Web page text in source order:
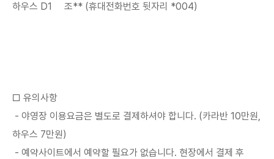
하우스 D1 조** (휴대전화번호 뒷자리 *004)
□ 유의사항
- 야영장 이용요금은 별도로 결제하셔야 합니다. (카라반 10만원,
하우스 7만원)
- 예약사이트에서 예약할 필요가 없습니다. 현장에서 결제 후